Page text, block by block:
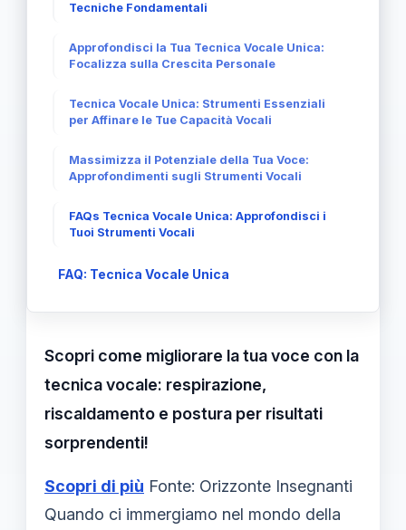
Tecniche Fondamentali
Approfondisci la Tua Tecnica Vocale Unica:
Focalizza sulla Crescita Personale
Tecnica Vocale Unica: Strumenti Essenziali
per Affinare le Tue Capacità Vocali
Massimizza il Potenziale della Tua Voce:
Approfondimenti sugli Strumenti Vocali
FAQs Tecnica Vocale Unica: Approfondisci i
Tuoi Strumenti Vocali
FAQ: Tecnica Vocale Unica
Scopri come migliorare la tua voce con la
tecnica vocale: respirazione,
riscaldamento e postura per risultati
sorprendenti!
Scopri di più Fonte: Orizzonte Insegnanti
Quando ci immergiamo nel mondo della